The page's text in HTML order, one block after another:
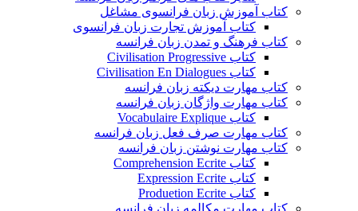
کتاب آموزش زبان فرانسوی مشاغل
کتاب آموزش تجارت زبان فرانسوی
کتاب فرهنگ و تمدن زبان فرانسه
کتاب Civilisation Progressive
کتاب Civilisation En Dialogues
کتاب مهارت دیکته زبان فرانسه
کتاب مهارت واژگان زبان فرانسه
کتاب Vocabulaire Explique
کتاب مهارت صرف فعل زبان فرانسه
کتاب مهارت نوشتن زبان فرانسه
کتاب Comprehension Ecrite
کتاب Expression Ecrite
کتاب Produetion Ecrite
کتاب مهارت مکالمه زبان فرانسه